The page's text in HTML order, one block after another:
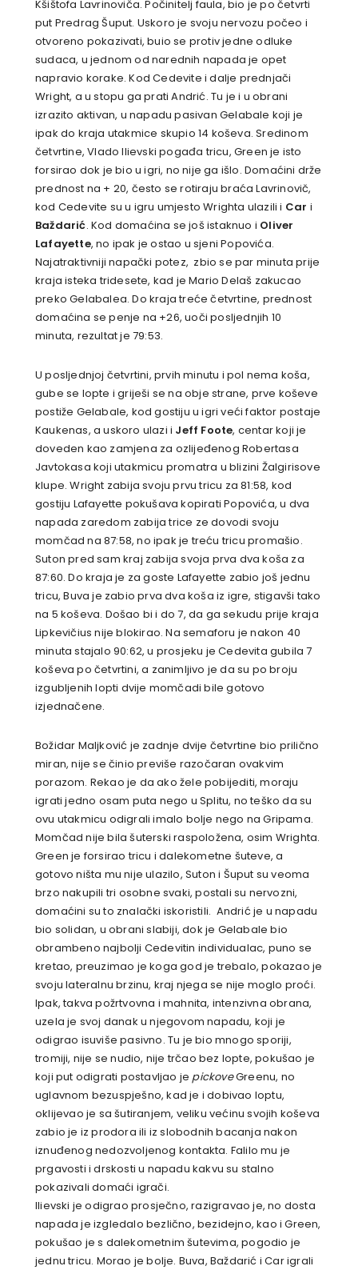
Kšištofa Lavrinoviča. Počinitelj faula, bio je po četvrti
put Predrag Šuput. Uskoro je svoju nervozu počeo i
otvoreno pokazivati, buio se protiv jedne odluke
sudaca, u jednom od narednih napada je opet
napravio korake. Kod Cedevite i dalje prednjači
Wright, a u stopu ga prati Andrić. Tu je i u obrani
izrazito aktivan, u napadu pasivan Gelabale koji je
ipak do kraja utakmice skupio 14 koševa. Sredinom
četvrtine, Vlado Ilievski pogađa tricu, Green je isto
forsirao dok je bio u igri, no nije ga išlo. Domaćini drže
prednost na + 20, često se rotiraju braća Lavrinovič,
kod Cedevite su u igru umjesto Wrighta ulazili i Car i
Baždarić. Kod domaćina se još istaknuo i Oliver
Lafayette, no ipak je ostao u sjeni Popovića.
Najatraktivniji napački potez, zbio se par minuta prije
kraja isteka tridesete, kad je Mario Delaš zakucao
preko Gelabalea. Do kraja treće četvrtine, prednost
domaćina se penje na +26, uoči posljednjih 10
minuta, rezultat je 79:53.
U posljednjoj četvrtini, prvih minutu i pol nema koša,
gube se lopte i griješi se na obje strane, prve koševe
postiže Gelabale, kod gostiju u igri veći faktor postaje
Kaukenas, a uskoro ulazi i Jeff Foote, centar koji je
doveden kao zamjena za ozlijeđenog Robertasa
Javtokasa koji utakmicu promatra u blizini Žalgirisove
klupe. Wright zabija svoju prvu tricu za 81:58, kod
gostiju Lafayette pokušava kopirati Popovića, u dva
napada zaredom zabija trice ze dovodi svoju
momčad na 87:58, no ipak je treću tricu promašio.
Suton pred sam kraj zabija svoja prva dva koša za
87:60. Do kraja je za goste Lafayette zabio još jednu
tricu, Buva je zabio prva dva koša iz igre, stigavši tako
na 5 koševa. Došao bi i do 7, da ga sekudu prije kraja
Lipkevičius nije blokirao. Na semaforu je nakon 40
minuta stajalo 90:62, u prosjeku je Cedevita gubila 7
koševa po četvrtini, a zanimljivo je da su po broju
izgubljenih lopti dvije momčadi bile gotovo
izjednačene.
Božidar Maljković je zadnje dvije četvrtine bio prilično
miran, nije se činio previše razočaran ovakvim
porazom. Rekao je da ako žele pobijediti, moraju
igrati jedno osam puta nego u Splitu, no teško da su
ovu utakmicu odigrali imalo bolje nego na Gripama.
Momčad nije bila šuterski raspoložena, osim Wrighta.
Green je forsirao tricu i dalekometne šuteve, a
gotovo ništa mu nije ulazilo, Suton i Šuput su veoma
brzo nakupili tri osobne svaki, postali su nervozni,
domaćini su to znalački iskoristili. Andrić je u napadu
bio solidan, u obrani slabiji, dok je Gelabale bio
obrambeno najbolji Cedevitin individualac, puno se
kretao, preuzimao je koga god je trebalo, pokazao je
svoju lateralnu brzinu, kraj njega se nije moglo proći.
Ipak, takva požrtvovna i mahnita, intenzivna obrana,
uzela je svoj danak u njegovom napadu, koji je
odigrao isuviše pasivno. Tu je bio mnogo sporiji,
tromiji, nije se nudio, nije trčao bez lopte, pokušao je
koji put odigrati postavljao jepickoveGreenu, no
uglavnom bezuspješno, kad je i dobivao loptu,
oklijevao je sa šutiranjem, veliku većinu svojih koševa
zabio je iz prodora ili iz slobodnih bacanja nakon
iznuđenog nedozvoljenog kontakta. Falilo mu je
prgavosti i drskosti u napadu kakvu su stalno
pokazivali domaći igrači.
Ilievski je odigrao prosječno, razigravao je, no dosta
napada je izgledalo bezlično, bezidejno, kao i Green,
pokušao je s dalekometnim šutevima, pogodio je
jednu tricu. Morao je bolje. Buva, Baždarić i Car igrali